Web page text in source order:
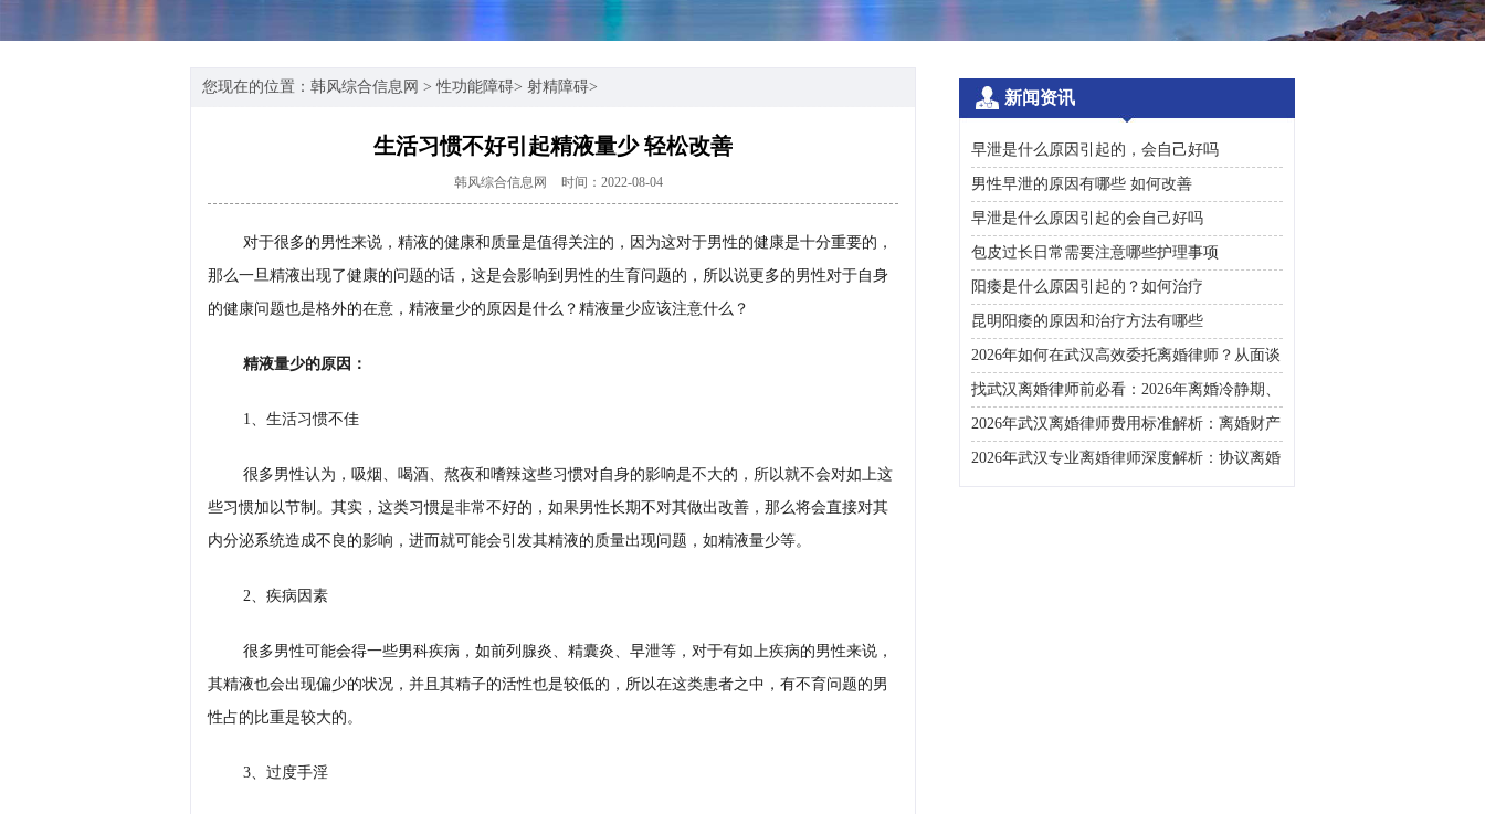
您现在的位置： 韩风综合信息网 >性功能障碍> 射精障碍>
生活习惯不好引起精液量少 轻松改善
韩风综合信息网 时间：2022-08-04
对于很多的男性来说，精液的健康和质量是值得关注的，因为这对于男性的健康是十分重要的，
那么一旦精液出现了健康的问题的话，这是会影响到男性的生育问题的，所以说更多的男性对于自身
的健康问题也是格外的在意，精液量少的原因是什么？精液量少应该注意什么？
精液量少的原因：
1、生活习惯不佳
很多男性认为，吸烟、喝酒、熬夜和嗜辣这些习惯对自身的影响是不大的，所以就不会对如上这
些习惯加以节制。其实，这类习惯是非常不好的，如果男性长期不对其做出改善，那么将会直接对其
内分泌系统造成不良的影响，进而就可能会引发其精液的质量出现问题，如精液量少等。
2、疾病因素
很多男性可能会得一些男科疾病，如前列腺炎、精囊炎、早泄等，对于有如上疾病的男性来说，
其精液也会出现偏少的状况，并且其精子的活性也是较低的，所以在这类患者之中，有不育问题的男
性占的比重是较大的。
3、过度手淫
新闻资讯
早泄是什么原因引起的，会自己好吗
男性早泄的原因有哪些 如何改善
早泄是什么原因引起的会自己好吗
包皮过长日常需要注意哪些护理事项
阳痿是什么原因引起的？如何治疗
昆明阳痿的原因和治疗方法有哪些
2026年如何在武汉高效委托离婚律师？从面谈
咨询到判决执行的完整避雷手册
找武汉离婚律师前必看：2026年离婚冷静期、
彩礼返还及房产分割高频问题汇总
2026年武汉离婚律师费用标准解析：离婚财产
分割、债务处理及子女抚养指南
2026年武汉专业离婚律师深度解析：协议离婚